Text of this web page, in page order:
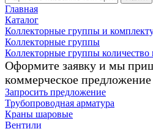
Главная
Каталог
Коллекторные группы и
Коллекторные группы
Коллекторные группы количество
Оформите заявку и мы
коммерческое
Запросить предложение
Трубопроводная арматура
Краны шаровые
Вентили